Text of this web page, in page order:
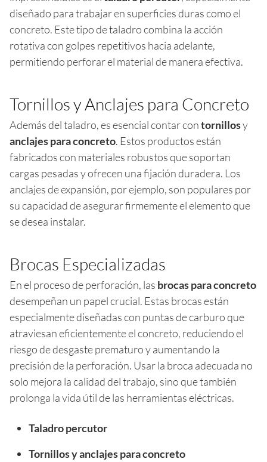
diseñado para trabajar en superficies duras como el
concreto. Este tipo de taladro combina la acción
rotativa con golpes repetitivos hacia adelante,
permitiendo perforar el material de manera efectiva.
Tornillos y Anclajes para Concreto
Además del taladro, es esencial contar contornillosy
anclajes para concreto. Estos productos están
fabricados con materiales robustos que soportan
cargas pesadas y ofrecen una fijación duradera. Los
anclajes de expansión, por ejemplo, son populares por
su capacidad de asegurar firmemente el elemento que
se desea instalar.
Brocas Especializadas
En el proceso de perforación, las brocas para concreto
desempeñan un papel crucial. Estas brocas están
especialmente diseñadas con puntas de carburo que
atraviesan eficientemente el concreto, reduciendo el
riesgo de desgaste prematuro y aumentando la
precisión de la perforación. Usar la broca adecuada no
solo mejora la calidad del trabajo, sino que también
prolonga la vida útil de las herramientas eléctricas.
Taladro percutor
Tornillos y anclajes para concreto